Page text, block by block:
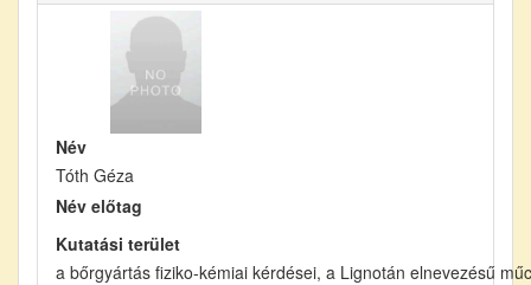
Név
Tóth Géza
Név előtag
Kutatási terület
a bőrgyártás fiziko-kémiai kérdései, a Lignotán elnevezésű